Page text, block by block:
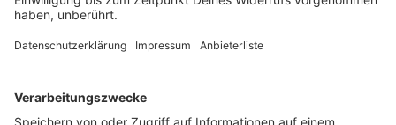
insbesondere beim Verein Fortuna Düsseldorf.
und Mitgliedern mehr Mitspracherecht bei
Kostenloser Stadionbesuch: Ein zentrales
Anliegen ist, dass alle Menschen kostenlos die